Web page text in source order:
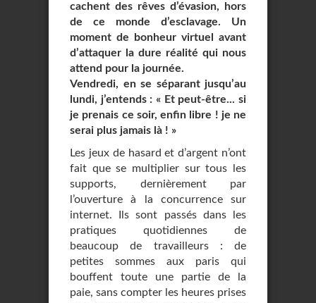
cachent des rêves d’évasion, hors
de ce monde d’esclavage. Un
moment de bonheur virtuel avant
d’attaquer la dure réalité qui nous
attend pour la journée.
Vendredi, en se séparant jusqu’au
lundi, j’entends : « Et peut-être... si
je prenais ce soir, enfin libre ! je ne
serai plus jamais là ! »
Les jeux de hasard et d’argent n’ont
fait que se multiplier sur tous les
supports, dernièrement par
l’ouverture à la concurrence sur
internet. Ils sont passés dans les
pratiques quotidiennes de
beaucoup de travailleurs : de
petites sommes aux paris qui
bouffent toute une partie de la
paie, sans compter les heures prises